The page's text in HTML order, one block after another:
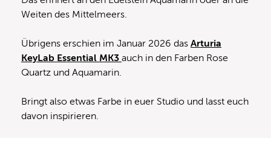
Weiten des Mittelmeers.
Übrigens erschien im Januar 2026 das Arturia
KeyLab Essential MK3 auch in den Farben Rose
Quartz und Aquamarin.
Bringt also etwas Farbe in euer Studio und lasst euch
davon inspirieren.